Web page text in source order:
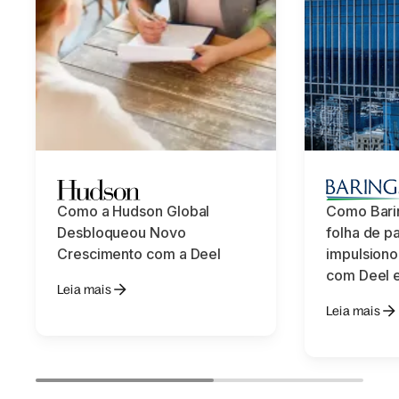
Como a Hudson Global
Desbloqueou Novo
Crescimento com a Deel
Leia mais
Como
folha de
com Deel
Leia mais